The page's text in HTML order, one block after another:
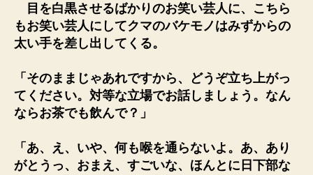
目を白黒させるばかりのお笑い芸人に、こちら
もお笑い芸人にしてクマのバケモノはみずからの
太い手を差し出してくる。
「そのままじゃあれですから、どうぞ立ち上がっ
てください。対等な立場でお話しましょう。なん
ならお茶でも飲んで？」
「あ、え、いや、何も喉を通らないよ。あ、あり
がとうっ、おまえ、すごいな、ほんとに日下部な